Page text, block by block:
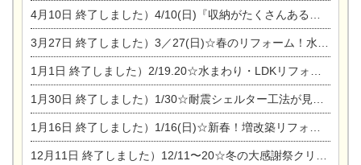
4月10日 終了しました）4/10(日)『収納がたくさんあるおうち現場見学会』
3月27日 終了しました）3／27(日)☆春のリフォーム！水まわりLDKリフォーム相談会&今がチャンス！エアコン相談会
1月1日 終了しました）2/19.20☆水まわり・LDKリフォーム相談会＆エアコン相談会
1月30日 終了しました）1/30☆耐震シェルター工法が見れる完成見学会
1月16日 終了しました）1/16(日)☆新春！増改築リフォーム&家の修理まつり
12月11日 終了しました）12/11〜20☆冬の大感謝祭クリスマス相談会開催